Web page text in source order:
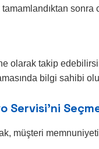
sonra
olarak takip
bilgi sahibi
Servisi’ni
müşteri